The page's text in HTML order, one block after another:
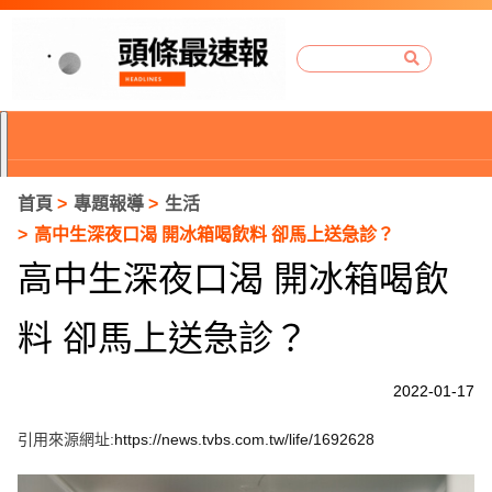
首頁 專題報導
生活
高中生深夜口渴 開冰箱喝飲料 卻馬上送急診？
高中生深夜口渴 開冰箱喝飲
料 卻馬上送急診？
2022-01-17
引用來源網址:https://news.tvbs.com.tw/life/1692628